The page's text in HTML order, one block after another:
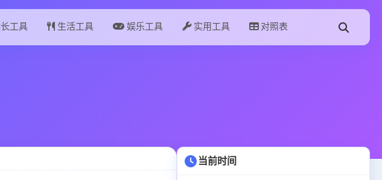
工具 生活工具 娱乐工具 实用工具 对照表
当前时间